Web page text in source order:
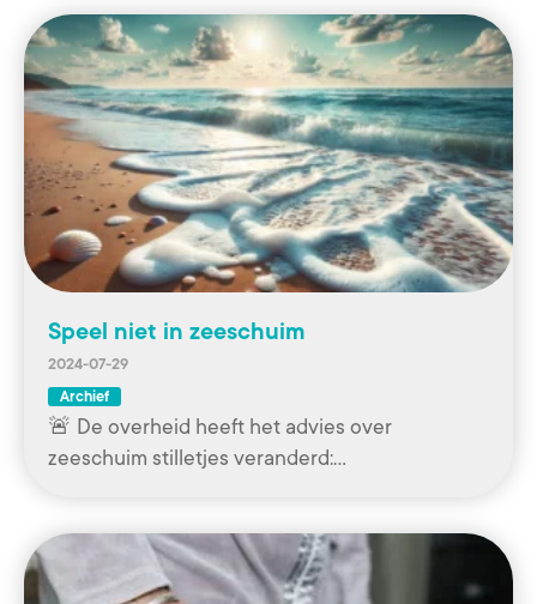
Speel niet in zeeschuim
2024-07-29
Archief
🚨 De overheid heeft het advies over
zeeschuim stilletjes veranderd:…